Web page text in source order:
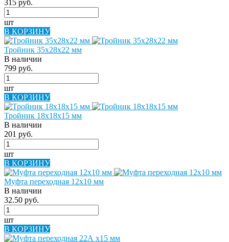
315 руб.
шт
В КОРЗИНУ
Тройник 35х28х22 мм
В наличии
799 руб.
шт
В КОРЗИНУ
Тройник 18х18х15 мм
В наличии
201 руб.
шт
В КОРЗИНУ
Муфта переходная 12х10 мм
В наличии
32.50 руб.
шт
В КОРЗИНУ